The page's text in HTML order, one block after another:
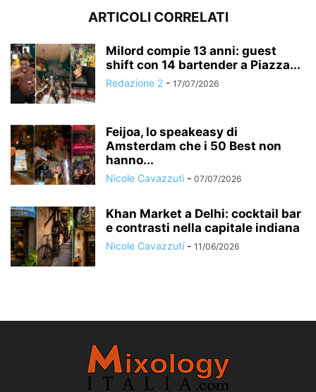
ARTICOLI CORRELATI
Milord compie 13 anni: guest
shift con 14 bartender a Piazza...
Redazione 2 - 17/07/2026
Feijoa, lo speakeasy di
Amsterdam che i 50 Best non
hanno...
Nicole Cavazzuti - 07/07/2026
Khan Market a Delhi: cocktail bar
e contrasti nella capitale indiana
Nicole Cavazzuti - 11/06/2026